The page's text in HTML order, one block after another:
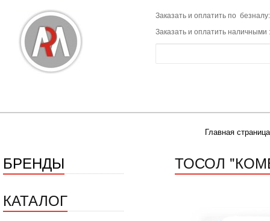
Заказать и оплатить по
Заказать и оплатить наличными
Главная страница
БРЕНДЫ
КАТАЛОГ
ТОСОЛ